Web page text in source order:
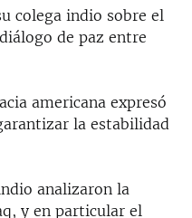
CUBA
colega indio sobre el
de paz entre
americana expresó
la estabilidad
analizaron la
y en particular el